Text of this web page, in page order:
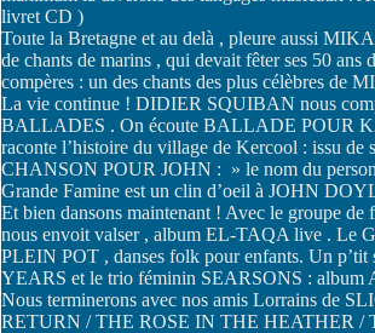
livret CD )
Toute la Bretagne et au delà , pleure aussi
de chants de marins , qui devait fêter ses 50
compères : un des chants des plus célèbres
La vie continue ! DIDIER SQUIBAN nous
BALLADES . On écoute BALLADE POUR
raconte l’histoire du village de Kercool : issu
CHANSON POUR JOHN : » le nom du
Grande Famine est un clin d’oeil à JOHN
Et bien dansons maintenant ! Avec le groupe
nous envoit valser , album EL-TAQA live . Le
PLEIN POT , danses folk pour enfants. Un
YEARS et le trio féminin SEARSONS :
Nous terminerons avec nos amis Lorrains de
RETURN / THE ROSE IN THE HEATHER /